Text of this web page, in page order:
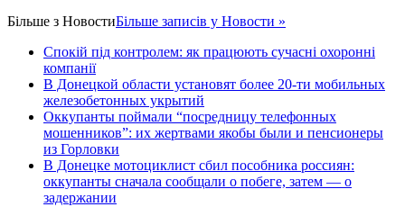
Більше з НовостиБільше записів у Новости »
Спокій під контролем: як працюють сучасні охоронні
компанії
В Донецкой области установят более 20-ти мобильных
железобетонных укрытий
Оккупанты поймали “посредницу телефонных
мошенников”: их жертвами якобы были и пенсионеры
из Горловки
В Донецке мотоциклист сбил пособника россиян:
оккупанты сначала сообщали о побеге, затем — о
задержании